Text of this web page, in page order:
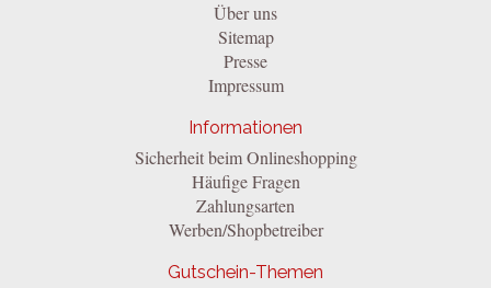
Über uns
Sitemap
Presse
Impressum
Informationen
Sicherheit beim Onlineshopping
Häufige Fragen
Zahlungsarten
Werben/Shopbetreiber
Gutschein-Themen